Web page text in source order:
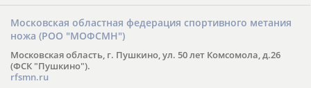
Московская областная федерация спортивного метания
ножа (РОО "МОФСМН")
Московская область, г. Пушкино, ул. 50 лет Комсомола, д.26
(ФСК "Пушкино").
rfsmn.ru